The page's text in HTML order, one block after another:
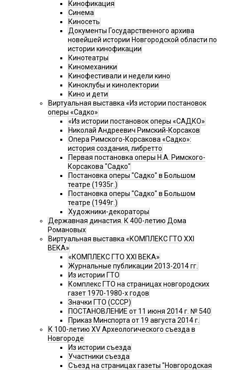
Кинофикация
Синема
Киносеть
Документы Государственного архива
новейшей истории Новгородской области по
истории кинофикации
Кинотеатры
Киномеханики
Кинофестивали и недели кино
Киноклубы и кинолектории
Кино и дети
Виртуальная выставка «Из истории постановок
оперы «Садко»
«Из истории постановок оперы «САДКО»
Николай Андреевич Римский-Корсаков
Опера Римского-Корсакова «Садко»:
история создания, либретто
Первая постановка оперы Н.А. Римского-
Корсакова "Садко"
Постановка оперы "Садко" в Большом
театре (1935г.)
Постановка оперы "Садко" в Большом
театре (1949г.)
Художники-декораторы
Державная династия. К 400-летию Дома
Романовых
Виртуальная выставка «КОМПЛЕКС ГТО XXI
ВЕКА»
«КОМПЛЕКС ГТО XXI ВЕКА»
Журнальные публикации 2013-2014 гг.
Из истории ГТО
Комплекс ГТО на страницах новгородских
газет 1970-1980-х годов
Значки ГТО (СССР)
ПОСТАНОВЛЕНИЕ от 11 июня 2014 г. № 540
Приказ Минспорта от 19 августа 2014 г.
К 100-летию XV Археологического съезда в
Новгороде
Из истории съезда
Участники съезда
Cъезд на страницах газеты "Новгородская